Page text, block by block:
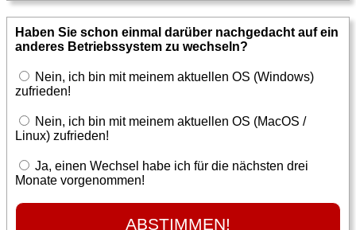
Haben Sie schon einmal darüber nachgedacht auf ein
anderes Betriebssystem zu wechseln?
Nein, ich bin mit meinem aktuellen OS (Windows)
zufrieden!
Nein, ich bin mit meinem aktuellen OS (MacOS /
Linux) zufrieden!
Ja, einen Wechsel habe ich für die nächsten drei
Monate vorgenommen!